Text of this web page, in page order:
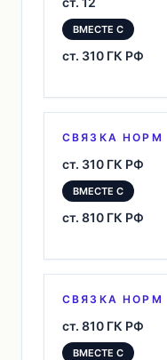
ВМЕСТЕ С
ст. 310 ГК РФ
СВЯЗКА НОРМ
ст. 310 ГК РФ
ВМЕСТЕ С
ст. 810 ГК РФ
СВЯЗКА НОРМ
ст. 810 ГК РФ
ВМЕСТЕ С